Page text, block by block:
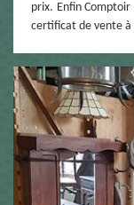
prix. Enfin
certificat de vente à